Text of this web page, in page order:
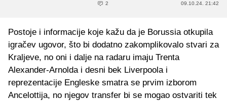
2 09.10.24. 21:42
Postoje i informacije koje kažu da je Borussia otkupila
igračev ugovor, što bi dodatno zakomplikovalo stvari za
Kraljeve, no oni i dalje na radaru imaju Trenta
Alexander-Arnolda i desni bek Liverpoola i
reprezentacije Engleske smatra se prvim izborom
Ancelottija, no njegov transfer bi se mogao ostvariti tek